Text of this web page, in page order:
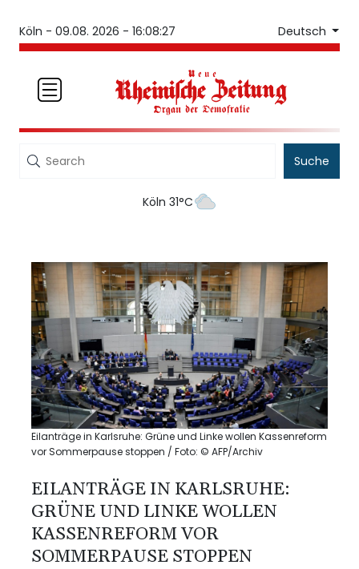
Köln - 09.08. 2026 - 16:08:27 Deutsch
Suche
Köln 31°C
Eilanträge in Karlsruhe: Grüne und Linke wollen Kassenreform
vor Sommerpause stoppen / Foto: © AFP/Archiv
EILANTRÄGE IN KARLSRUHE:
GRÜNE UND LINKE WOLLEN
KASSENREFORM VOR
SOMMERPAUSE STOPPEN